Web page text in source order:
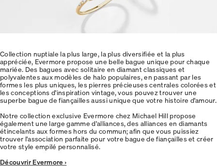
Collection nuptiale la plus large, la plus diversifiée et la plus
appréciée, Evermore propose une belle bague unique pour chaque
mariée. Des bagues avec solitaire en diamant classiques et
polyvalentes aux modèles de halo populaires, en passant par les
formes les plus uniques, les pierres précieuses centrales colorées et
les conceptions d'inspiration vintage, vous pouvez trouver une
superbe bague de fiançailles aussi unique que votre histoire d'amour.
Notre collection exclusive Evermore chez Michael Hill propose
également une large gamme d'alliances, des alliances en diamants
étincelants aux formes hors du commun; afin que vous puissiez
trouver l'association parfaite pour votre bague de fiançailles et créer
votre style empilé personnalisé.
Découvrir Evermore ›